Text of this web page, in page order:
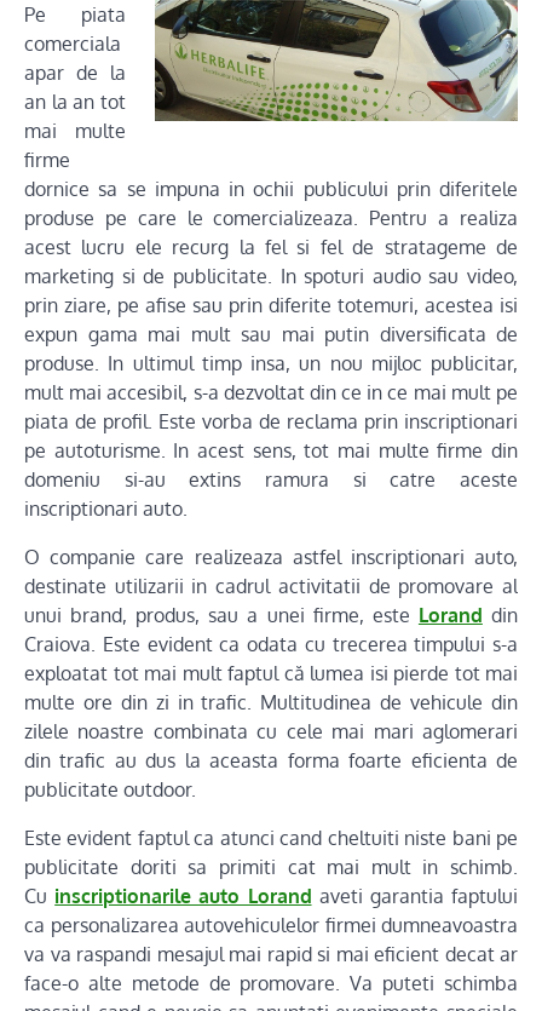
Pe piata
comerciala
apar de la
an la an tot
mai multe
firme
dornice sa se impuna in ochii publicului prin diferitele
produse pe care le comercializeaza. Pentru a realiza
acest lucru ele recurg la fel si fel de stratageme de
marketing si de publicitate. In spoturi audio sau video,
prin ziare, pe afise sau prin diferite totemuri, acestea isi
expun gama mai mult sau mai putin diversificata de
produse. In ultimul timp insa, un nou mijloc publicitar,
mult mai accesibil, s-a dezvoltat din ce in ce mai mult pe
piata de profil. Este vorba de reclama prin inscriptionari
pe autoturisme. In acest sens, tot mai multe firme din
domeniu si-au extins ramura si catre aceste
inscriptionari auto.
O companie care realizeaza astfel inscriptionari auto,
destinate utilizarii in cadrul activitatii de promovare al
unui brand, produs, sau a unei firme, este Lorand din
Craiova. Este evident ca odata cu trecerea timpului s-a
exploatat tot mai mult faptul că lumea isi pierde tot mai
multe ore din zi in trafic. Multitudinea de vehicule din
zilele noastre combinata cu cele mai mari aglomerari
din trafic au dus la aceasta forma foarte eficienta de
publicitate outdoor.
Este evident faptul ca atunci cand cheltuiti niste bani pe
publicitate doriti sa primiti cat mai mult in schimb.
Cu inscriptionarile auto Lorand aveti garantia faptului
ca personalizarea autovehiculelor firmei dumneavoastra
va va raspandi mesajul mai rapid si mai eficient decat ar
face-o alte metode de promovare. Va puteti schimba